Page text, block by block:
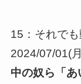
15：それで
2024/07/01(
中の奴ら「あ